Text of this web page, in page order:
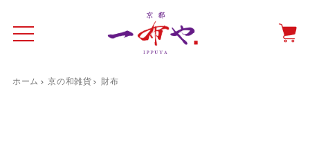
ド 一布やについて 商品をみる
ホーム 京の和雑貨 財布